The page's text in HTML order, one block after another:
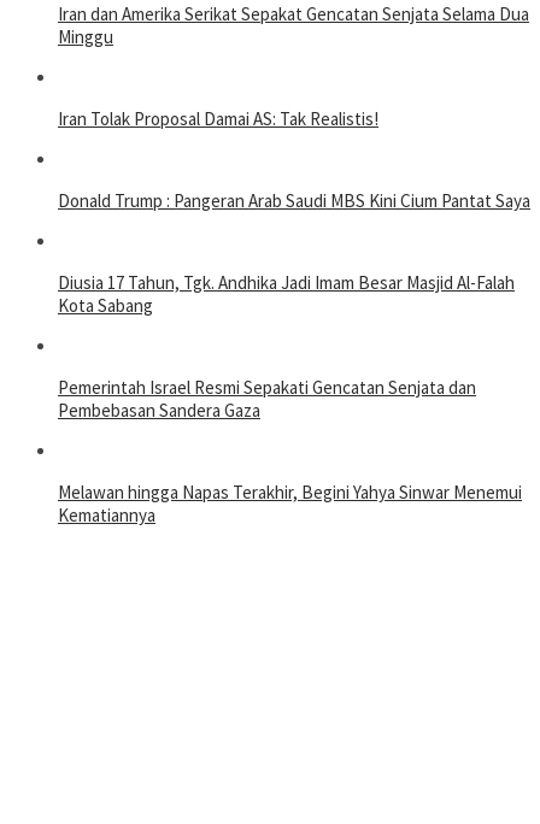
Iran dan Amerika Serikat Sepakat Gencatan Senjata Selama Dua
Minggu
Iran Tolak Proposal Damai AS: Tak Realistis!
Donald Trump : Pangeran Arab Saudi MBS Kini Cium Pantat Saya
‎Diusia 17 Tahun, Tgk. Andhika Jadi Imam Besar Masjid Al-Falah
Kota Sabang
Pemerintah Israel Resmi Sepakati Gencatan Senjata dan
Pembebasan Sandera Gaza
Melawan hingga Napas Terakhir, Begini Yahya Sinwar Menemui
Kematiannya